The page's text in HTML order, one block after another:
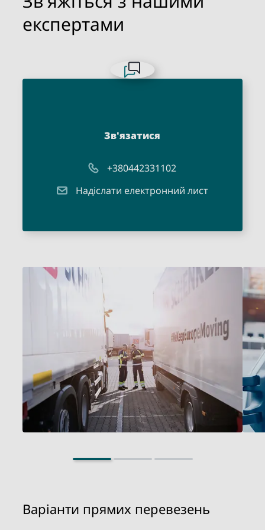
експертами
Зв'язатися
+380442331102
Надіслати електронний лист
Варіанти прямих перевезень